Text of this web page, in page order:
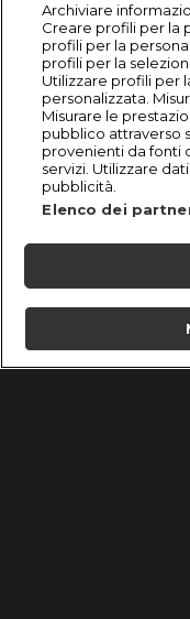
Archiviare
Creare profili per la
profili per la
profili per la
Utilizzare profili per
personalizzata.
Misurare le
pubblico attraverso
provenienti da fonti
servizi. Utilizzare
pubblicità.
Elenco dei